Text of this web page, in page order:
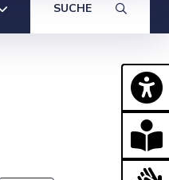
SUCHE